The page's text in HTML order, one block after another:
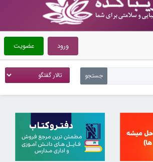
عضویت ورود